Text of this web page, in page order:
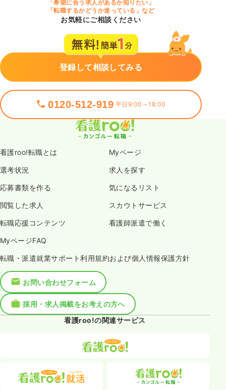
「希望に合う求人があるか知りたい」
「転職するかどうか迷っている」など
お気軽にご相談ください
登録して相談してみる
0120-512-919 平日9:00～18:00
看護roo!転職とは Myページ
選考状況 求人を探す
応募書類を作る 気になるリスト
閲覧した求人 スカウトサービス
転職応援コンテンツ 看護師派遣で働く
MyページFAQ
転職・派遣就業サポート利用規約および個人情報保護方針
お問い合わせフォーム
採用・求人掲載をお考えの方へ
看護roo!の関連サービス